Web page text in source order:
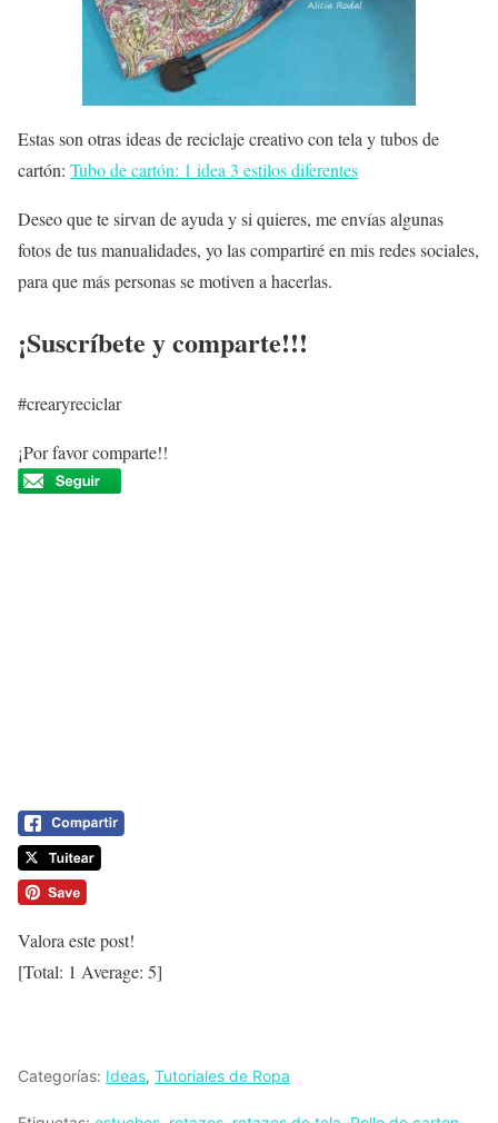
Estas son otras ideas de reciclaje creativo con tela y tubos de
cartón: Tubo de cartón: 1 idea 3 estilos diferentes
Deseo que te sirvan de ayuda y si quieres, me envías algunas
fotos de tus manualidades, yo las compartiré en mis redes sociales,
para que más personas se motiven a hacerlas.
¡Suscríbete y comparte!!!
#crearyreciclar
¡Por favor comparte!!
Valora este post!
[Total: 1 Average: 5]
Categorías: Ideas, Tutoriales de Ropa